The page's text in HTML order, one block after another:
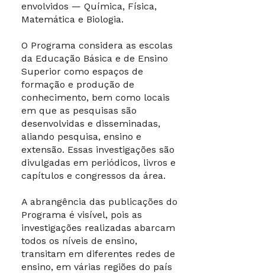
envolvidos — Química, Física,
Matemática e Biologia.
O Programa considera as escolas
da Educação Básica e de Ensino
Superior como espaços de
formação e produção de
conhecimento, bem como locais
em que as pesquisas são
desenvolvidas e disseminadas,
aliando pesquisa, ensino e
extensão. Essas investigações são
divulgadas em periódicos, livros e
capítulos e congressos da área.
A abrangência das publicações do
Programa é visível, pois as
investigações realizadas abarcam
todos os níveis de ensino,
transitam em diferentes redes de
ensino, em várias regiões do país